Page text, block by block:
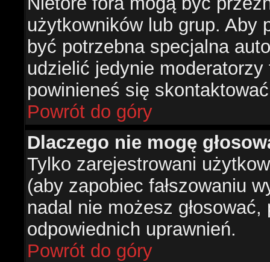
użytkowników lub grup. Aby
być potrzebna specjalna
udzielić jedynie
powinieneś się
Powrót do góry
Dlaczego nie mogę
Tylko zarejestrowani
(aby zapobiec fałszowaniu
nadal nie możesz
odpowiednich uprawnień.
Powrót do góry